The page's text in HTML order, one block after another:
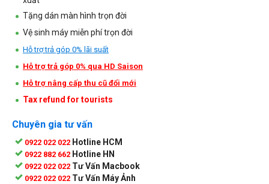
Tặng dán màn hình trọn đời
Vệ sinh máy miễn phí trọn đời
Hỗ trợ trả góp 0% lãi suất
Hỗ trợ trả góp 0% qua HD Saison
Hỗ trợ nâng cấp thu cũ đổi mới
Tax refund for tourists
Chuyên gia tư vấn
0922 022 022 Hotline HCM
0922 882 662 Hotline HN
0922 022 022 Tư Vấn Macbook
0922 022 022 Tư Vấn Máy Ảnh